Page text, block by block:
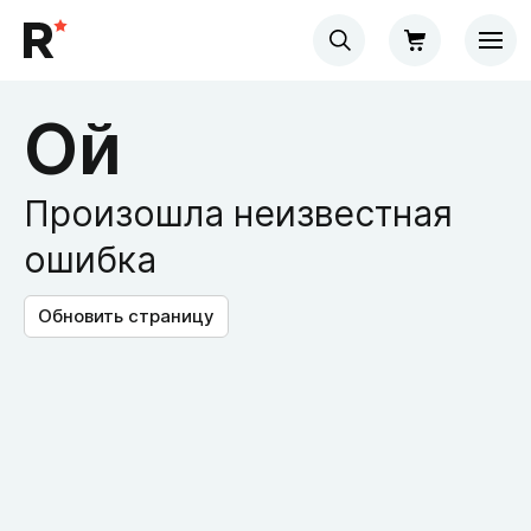
Ой
Произошла неизвестная
ошибка
Обновить страницу